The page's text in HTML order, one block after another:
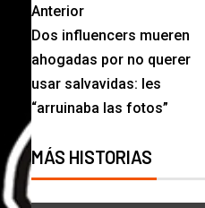
Anterior
Dos influencers mueren
ahogadas por no querer
usar salvavidas: les
“arruinaba las fotos”
MÁS HISTORIAS